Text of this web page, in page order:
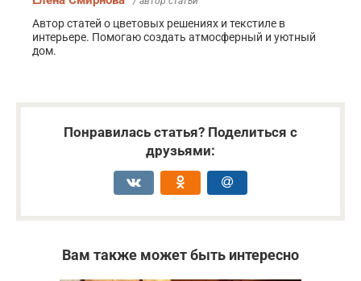
Автор статей о цветовых решениях и текстиле в
интерьере. Помогаю создать атмосферный и уютный
дом.
Понравилась статья? Поделиться с
друзьями:
Вам также может быть интересно